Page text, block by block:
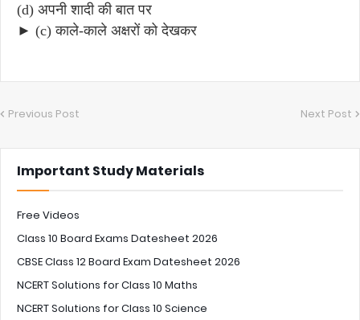
(d) अपनी शादी की बात पर
► (c) काले-काले अक्षरों को देखकर
Previous Post Next Post
Important Study Materials
Free Videos
Class 10 Board Exams Datesheet 2026
CBSE Class 12 Board Exam Datesheet 2026
NCERT Solutions for Class 10 Maths
NCERT Solutions for Class 10 Science